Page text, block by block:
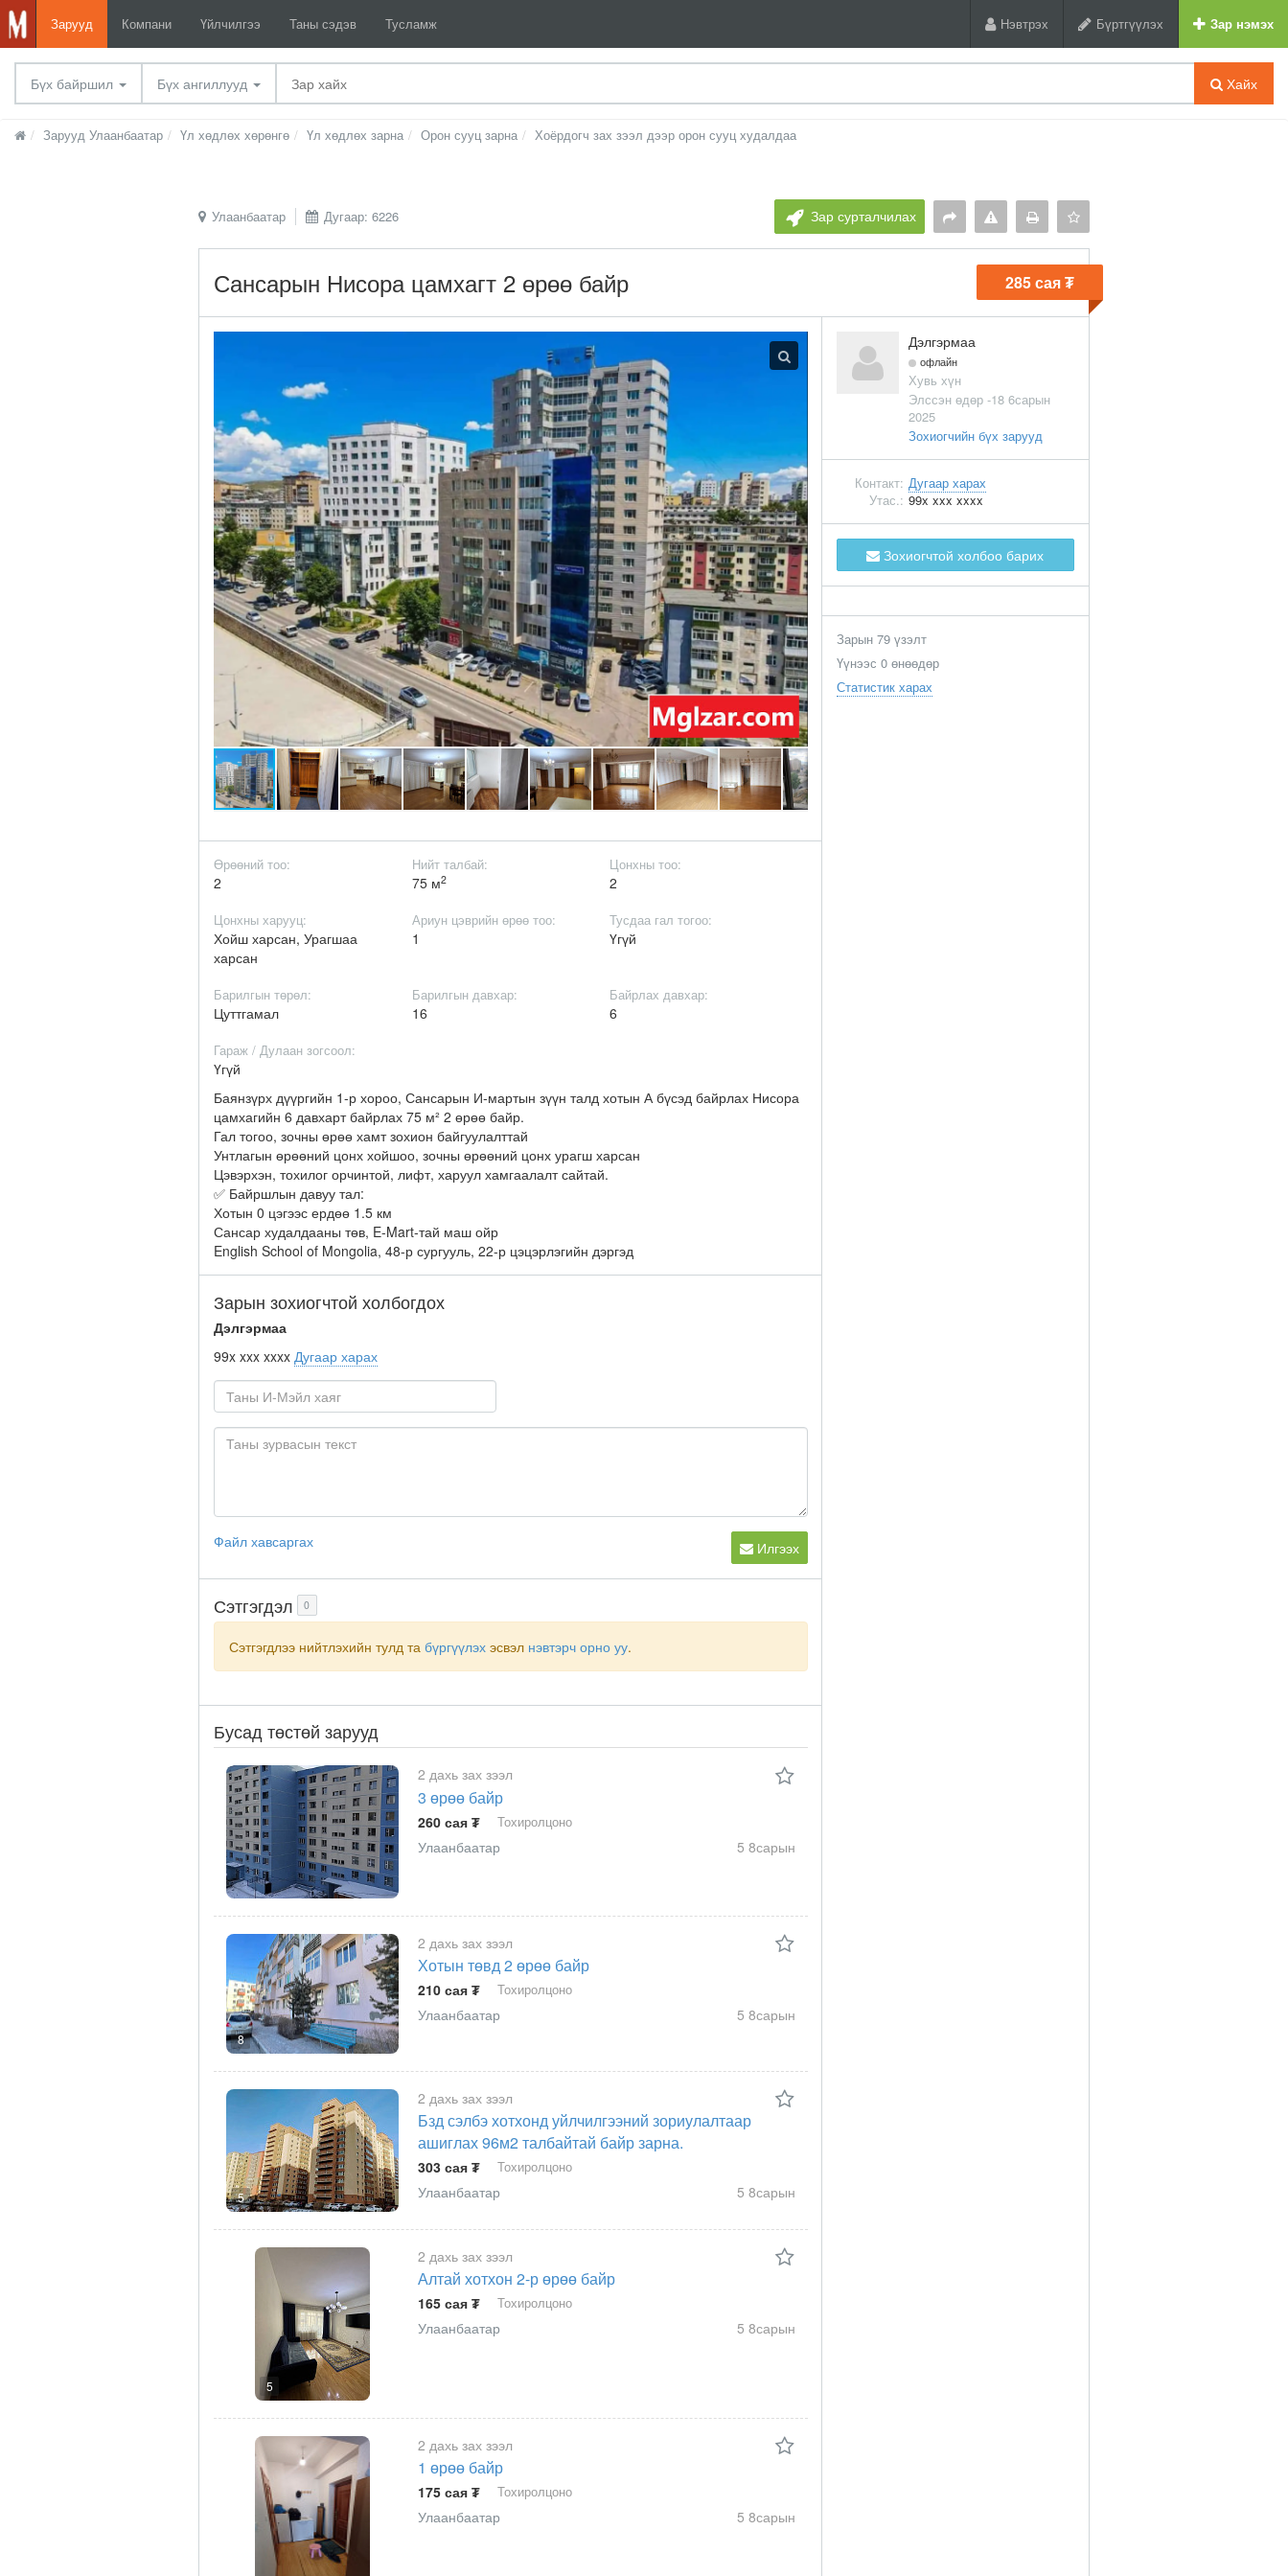
Зарууд Компани Үйлчилгээ Таны сэдэв Тусламж Нэвтрэх Бүртгүүлэх Зар нэмэх
Бүх байршил Бүх ангиллууд Хайх
Зарууд Улаанбаатар Үл хөдлөх хөрөнгө Үл хөдлөх зарна Орон сууц зарна Хоёрдогч зах зээл дээр орон сууц худалдаа
Улаанбаатар Дугаар: 6226 Зар сурталчилах
Сансарын Нисора цамхагт 2 өрөө байр 285 сая ₮
Өрөөний тоо:
2
Нийт талбай:
75 м2
Цонхны тоо:
2
Цонхны харууц:
Хойш харсан, Урагшаа
харсан
Ариун цэврийн өрөө тоо:
1
Тусдаа гал тогоо:
Үгүй
Барилгын төрөл:
Цуттгамал
Барилгын давхар:
16
Байрлах давхар:
6
Гараж / Дулаан зогсоол:
Үгүй
Баянзүрх дүүргийн 1-р хороо, Сансарын И-мартын зүүн талд хотын А бүсэд байрлах Нисора
цамхагийн 6 давхарт байрлах 75 м² 2 өрөө байр.
Гал тогоо, зочны өрөө хамт зохион байгуулалттай
Унтлагын өрөөний цонх хойшоо, зочны өрөөний цонх урагш харсан
Цэвэрхэн, тохилог орчинтой, лифт, харуул хамгаалалт сайтай.
✅ Байршлын давуу тал:
Хотын 0 цэгээс ердөө 1.5 км
Сансар худалдааны төв, E-Mart-тай маш ойр
English School of Mongolia, 48-р сургууль, 22-р цэцэрлэгийн дэргэд
Зарын зохиогчтой холбогдох
Дэлгэрмаа
99x xxx xxxx Дугаар харах
Файл хавсаргах Илгээх
Сэтгэгдэл 0
Сэтгэгдлээ нийтлэхийн тулд та бүргүүлэх эсвэл нэвтэрч орно уу.
Бусад төстөй зарууд
2 дахь зах зээл
3 өрөө байр
260 сая ₮ Тохиролцоно
Улаанбаатар 5 8сарын
8
2 дахь зах зээл
Хотын төвд 2 өрөө байр
210 сая ₮ Тохиролцоно
Улаанбаатар 5 8сарын
5
2 дахь зах зээл
Бзд сэлбэ хотхонд уйлчилгээний зориулалтаар
ашиглах 96м2 талбайтай байр зарна.
303 сая ₮ Тохиролцоно
Улаанбаатар 5 8сарын
5
2 дахь зах зээл
Алтай хотхон 2-р өрөө байр
165 сая ₮ Тохиролцоно
Улаанбаатар 5 8сарын
2 дахь зах зээл
1 өрөө байр
175 сая ₮ Тохиролцоно
Улаанбаатар 5 8сарын
Дэлгэрмаа
офлайн
Хувь хүн
Элссэн өдөр -18 6сарын
2025
Зохиогчийн бүх зарууд
Контакт: Дугаар харах
Утас.: 99x xxx xxxx
Зохиогчтой холбоо барих
Зарын 79 үзэлт
Үүнээс 0 өнөөдөр
Статистик харах